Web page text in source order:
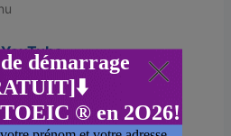
apprendre naturellement
votre examen d’anglais